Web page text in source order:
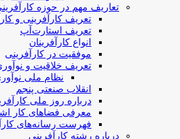
تعاریف مهم در حوزه
تعریف کارآفرینی و
تعریف استارت‌آپ
انواع کارآفرینان
موفقیت در کارآفرینی
تعریف خلاقیت و
نظام ملی
انقلاب صنعتی پنجم
درباره روز ملی
معرفی فضاهای کار
فهرست رسانه‌های
درباره رشته کارآفرینی